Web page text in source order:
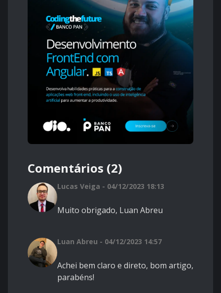
Comentários (2)
Lucas Veiga - 04/12/2023 18:13
Muito obrigado, Luan Abreu
Luan Abreu - 04/12/2023 14:57
Achei bem claro e direto, bom artigo,
parabéns!